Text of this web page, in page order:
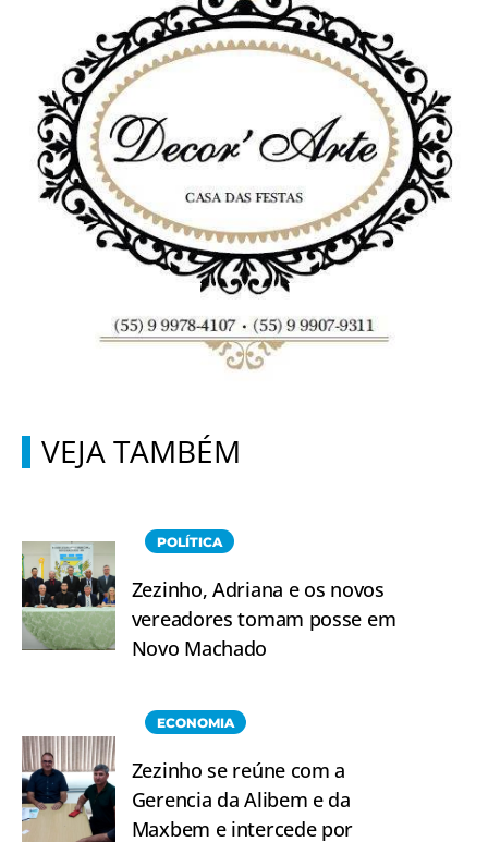
VEJA TAMBÉM
POLÍTICA
Zezinho, Adriana e os novos
vereadores tomam posse em
Novo Machado
ECONOMIA
Zezinho se reúne com a
Gerencia da Alibem e da
Maxbem e intercede por